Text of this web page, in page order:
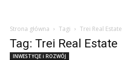
Strona główna Tagi Trei Real Estate
Tag: Trei Real Estate
INWESTYCJE i ROZWÓJ